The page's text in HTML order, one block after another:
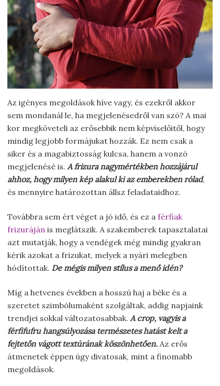
Az igényes megoldások híve vagy, és ezekről akkor
sem mondanál le, ha megjelenésedről van szó? A mai
kor megköveteli az erősebbik nem képviselőitől, hogy
mindig legjobb formájukat hozzák. Ez nem csak a
siker és a magabiztosság kulcsa, hanem a vonzó
megjelenésé is. A frizura nagymértékben hozzájárul
ahhoz, hogy milyen kép alakul ki az emberekben rólad,
és mennyire határozottan állsz feladataidhoz.
Továbbra sem ért véget a jó idő, és ez a férfiak
frizuráján is meglátszik. A szakemberek tapasztalatai
azt mutatják, hogy a vendégek még mindig gyakran
kérik azokat a frizukat, melyek a nyári melegben
hódítottak. De mégis milyen stílus a menő idén?
Míg a hetvenes években a hosszú haj a béke és a
szeretet szimbólumaként szolgáltak, addig napjaink
trendjei sokkal változatosabbak. A crop, vagyis a
férfifufru hangsúlyozása természetes hatást kelt a
fejtetőn vágott textúrának köszönhetően. Az erős
átmenetek éppen úgy divatosak, mint a finomabb
megoldások.